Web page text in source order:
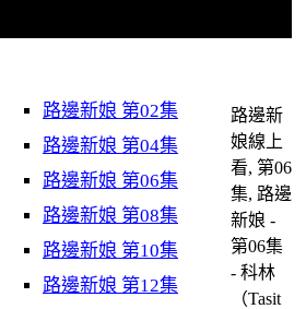
路邊新娘 第02集
路邊新娘 第04集
路邊新娘 第06集
路邊新娘 第08集
路邊新娘 第10集
路邊新娘 第12集
路邊新
娘線上
看, 第06
集, 路邊
新娘 -
第06集
- 科林
（Tasit